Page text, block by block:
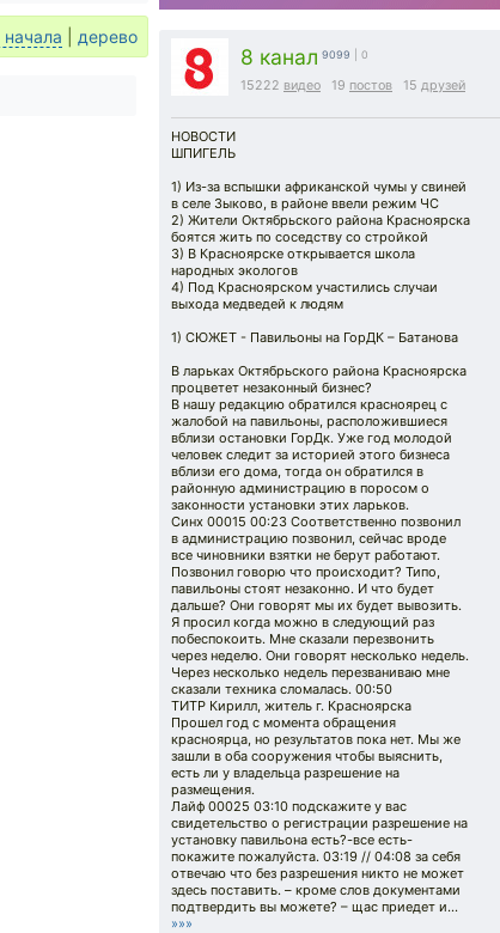
8 канал 9099 | 0
15222 видео 19 постов 15 друзей
НОВОСТИ
ШПИГЕЛЬ
1) Из-за вспышки африканской чумы у свиней
в селе Зыково, в районе ввели режим ЧС
2) Жители Октябрьского района Красноярска
боятся жить по соседству со стройкой
3) В Красноярске открывается школа
народных экологов
4) Под Красноярском участились случаи
выхода медведей к людям
1) СЮЖЕТ - Павильоны на ГорДК – Батанова
В ларьках Октябрьского района Красноярска
процветет незаконный бизнес?
В нашу редакцию обратился красноярец с
жалобой на павильоны, расположившиеся
вблизи остановки ГорДк. Уже год молодой
человек следит за историей этого бизнеса
вблизи его дома, тогда он обратился в
районную администрацию в поросом о
законности установки этих ларьков.
Синх 00015 00:23 Соответственно позвонил
в администрацию позвонил, сейчас вроде
все чиновники взятки не берут работают.
Позвонил говорю что происходит? Типо,
павильоны стоят незаконно. И что будет
дальше? Они говорят мы их будет вывозить.
Я просил когда можно в следующий раз
побеспокоить. Мне сказали перезвонить
через неделю. Они говорят несколько недель.
Через несколько недель перезваниваю мне
сказали техника сломалась. 00:50
ТИТР Кирилл, житель г. Красноярска
Прошел год с момента обращения
красноярца, но результатов пока нет. Мы же
зашли в оба сооружения чтобы выяснить,
есть ли у владельца разрешение на
размещения.
Лайф 00025 03:10 подскажите у вас
свидетельство о регистрации разрешение на
установку павильона есть?-все есть-
покажите пожалуйста. 03:19 // 04:08 за себя
отвечаю что без разрешения никто не может
здесь поставить. – кроме слов документами
подтвердить вы можете? – щас приедет и...
»»»
начала дерево